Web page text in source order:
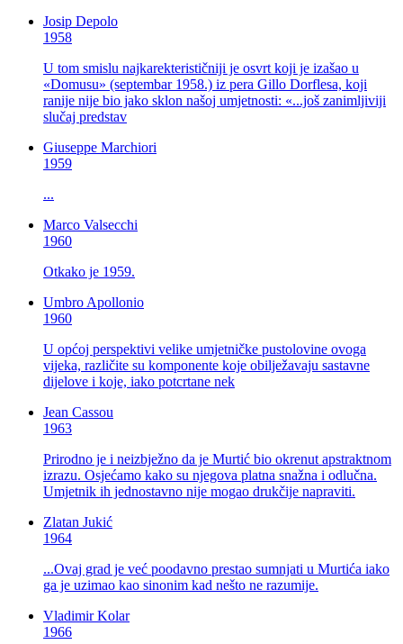
Josip Depolo
1958
U tom smislu najkarekterističniji je osvrt koji je izašao u
«Domusu» (septembar 1958.) iz pera Gillo Dorflesa, koji
ranije nije bio jako sklon našoj umjetnosti: «...još zanimljiviji
slučaj predstav
Giuseppe Marchiori
1959
...
Marco Valsecchi
1960
Otkako je 1959.
Umbro Apollonio
1960
U općoj perspektivi velike umjetničke pustolovine ovoga
vijeka, različite su komponente koje obilježavaju sastavne
dijelove i koje, iako potcrtane nek
Jean Cassou
1963
Prirodno je i neizbježno da je Murtić bio okrenut apstraktnom
izrazu. Osjećamo kako su njegova platna snažna i odlučna.
Umjetnik ih jednostavno nije mogao drukčije napraviti.
Zlatan Jukić
1964
...Ovaj grad je već poodavno prestao sumnjati u Murtića iako
ga je uzimao kao sinonim kad nešto ne razumije.
Vladimir Kolar
1966